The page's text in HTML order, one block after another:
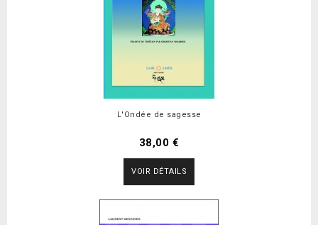
L'Ondée de sagesse
38,00 €
VOIR DÉTAILS